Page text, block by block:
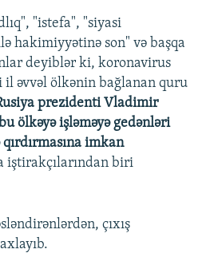
"istefa", "siyasi
hakimiyyətinə son" və başqa
deyiblər ki, koronavirus
il əvvəl ölkənin bağlanan quru
prezidenti Vladimir
ölkəyə işləməyə gedənləri
imkan
iştirakçılarından biri
çıxış